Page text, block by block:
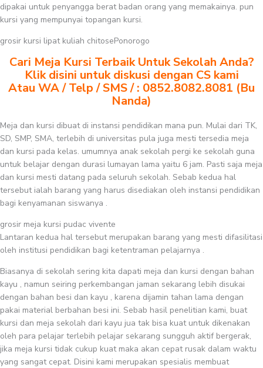
dipakai untuk penyangga berat badan orang yang memakainya. pun
kursi yang mempunyai topangan kursi.
grosir kursi lipat kuliah chitosePonorogo
Cari Meja Kursi Terbaik Untuk Sekolah Anda?
Klik disini untuk diskusi dengan CS kami
Atau WA / Telp / SMS / : 0852.8082.8081 (Bu
Nanda)
Meja dan kursi dibuat di instansi pendidikan mana pun. Mulai dari TK,
SD, SMP, SMA, terlebih di universitas pula juga mesti tersedia meja
dan kursi pada kelas. umumnya anak sekolah pergi ke sekolah guna
untuk belajar dengan durasi lumayan lama yaitu 6 jam. Pasti saja meja
dan kursi mesti datang pada seluruh sekolah. Sebab kedua hal
tersebut ialah barang yang harus disediakan oleh instansi pendidikan
bagi kenyamanan siswanya .
grosir meja kursi pudac vivente
Lantaran kedua hal tersebut merupakan barang yang mesti difasilitasi
oleh institusi pendidikan bagi ketentraman pelajarnya .
Biasanya di sekolah sering kita dapati meja dan kursi dengan bahan
kayu , namun seiring perkembangan jaman sekarang lebih disukai
dengan bahan besi dan kayu , karena dijamin tahan lama dengan
pakai material berbahan besi ini. Sebab hasil penelitian kami, buat
kursi dan meja sekolah dari kayu jua tak bisa kuat untuk dikenakan
oleh para pelajar terlebih pelajar sekarang sungguh aktif bergerak,
jika meja kursi tidak cukup kuat maka akan cepat rusak dalam waktu
yang sangat cepat. Disini kami merupakan spesialis membuat